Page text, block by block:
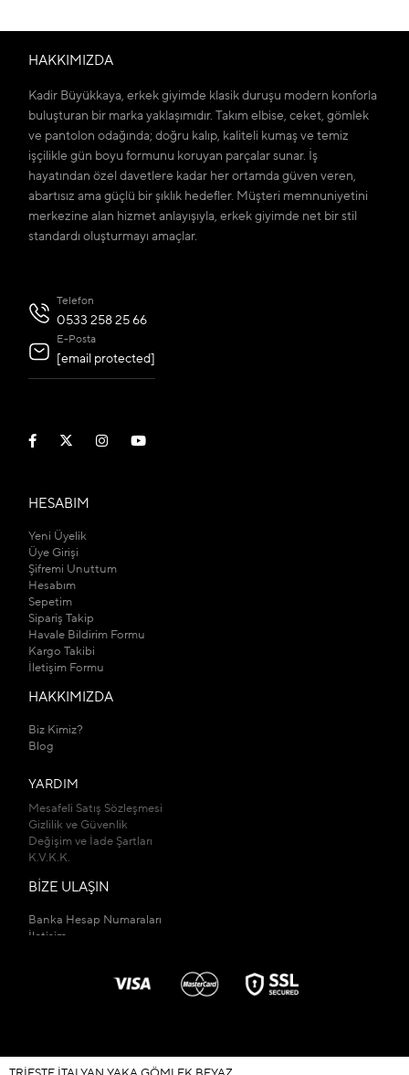
HAKKIMIZDA
Kadir Büyükkaya, erkek giyimde klasik duruşu modern konforla
buluşturan bir marka yaklaşımıdır. Takım elbise, ceket, gömlek
ve pantolon odağında; doğru kalıp, kaliteli kumaş ve temiz
işçilikle gün boyu formunu koruyan parçalar sunar. İş
hayatından özel davetlere kadar her ortamda güven veren,
abartısız ama güçlü bir şıklık hedefler. Müşteri memnuniyetini
merkezine alan hizmet anlayışıyla, erkek giyimde net bir stil
standardı oluşturmayı amaçlar.
Telefon
0533 258 25 66
E-Posta
[email protected]
HESABIM
Yeni Üyelik
Üye Girişi
Şifremi Unuttum
Hesabım
Sepetim
Sipariş Takip
Havale Bildirim Formu
Kargo Takibi
İletişim Formu
HAKKIMIZDA
Biz Kimiz?
Blog
YARDIM
Mesafeli Satış Sözleşmesi
Gizlilik ve Güvenlik
Değişim ve İade Şartları
K.V.K.K.
BİZE ULAŞIN
Banka Hesap Numaraları
İletişim